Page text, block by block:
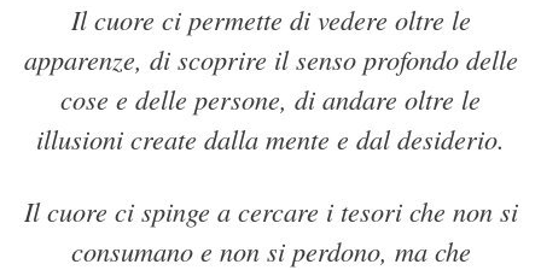
Il cuore ci permette di vedere oltre le
apparenze, di scoprire il senso profondo delle
cose e delle persone, di andare oltre le
illusioni create dalla mente e dal desiderio.
Il cuore ci spinge a cercare i tesori che non si
consumano e non si perdono, ma che